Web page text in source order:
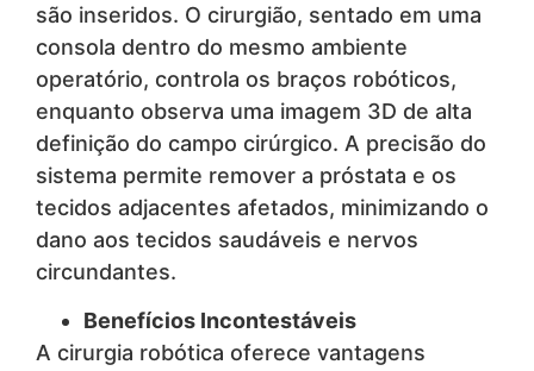
são inseridos. O cirurgião, sentado em uma
consola dentro do mesmo ambiente
operatório, controla os braços robóticos,
enquanto observa uma imagem 3D de alta
definição do campo cirúrgico. A precisão do
sistema permite remover a próstata e os
tecidos adjacentes afetados, minimizando o
dano aos tecidos saudáveis e nervos
circundantes.
Benefícios Incontestáveis
A cirurgia robótica oferece vantagens